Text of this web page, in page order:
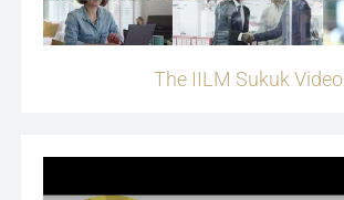
The IILM Sukuk Video